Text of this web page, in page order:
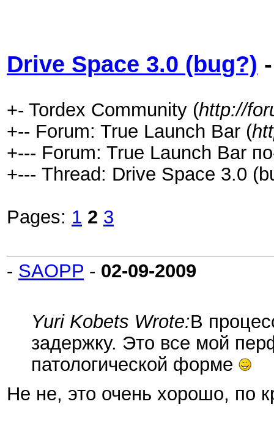
Drive Space 3.0 (bug?)
+- Tordex Community (http://
+-- Forum: True Launch Bar (
+--- Forum: True Launch Bar
+--- Thread: Drive Space 3.0
Pages: 1 2 3
- SAOPP - 02-09-2009
Yuri Kobets Wrote:В
задержку. Это все мой
патологической форме
Не не, это очень хорошо, по